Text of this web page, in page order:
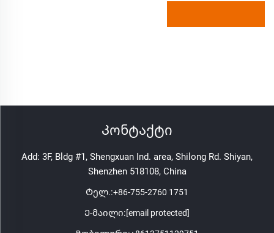
Კონტაქტი
Add: 3F, Bldg #1, Shengxuan Ind. area, Shilong Rd. Shiyan,
Shenzhen 518108, China
Ტელ.:+86-755-2760 1751
Ე-მაილი:[email protected]